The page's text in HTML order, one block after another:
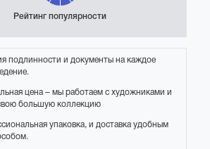
Рейтинг популярности
подлинности и документы на каждое
цена – мы работаем с художниками и
большую коллекцию
упаковка, и доставка удобным